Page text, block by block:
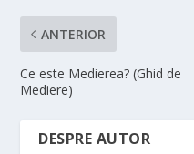
ANTERIOR
Ce este Medierea? (Ghid de
Mediere)
DESPRE AUTOR